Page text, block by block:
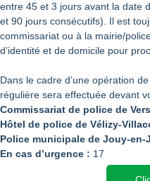
entre 45 et 3 jours avant la date
et 90 jours consécutifs). Il est
commissariat ou à la mairie/
d’identité et de domicile pour
Dans le cadre d’une opération
régulière sera effectuée devant
Commissariat de police de
Hôtel de police de Vélizy-
Police municipale de Jouy-en-
En cas d’urgence : 17